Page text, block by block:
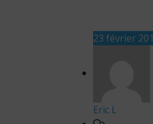
23 février
Eric L